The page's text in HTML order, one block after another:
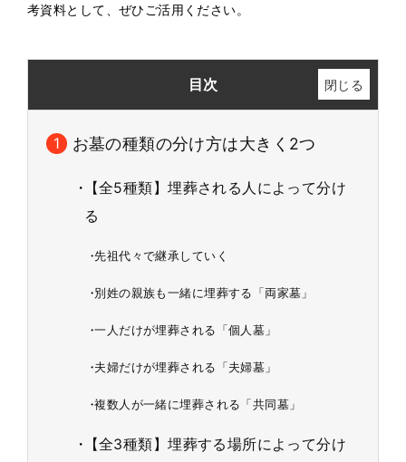
考資料として、ぜひご活用ください。
目次
お墓の種類の分け方は大きく2つ
【全5種類】埋葬される人によって分け
る
先祖代々で継承していく
別姓の親族も一緒に埋葬する「両家墓」
一人だけが埋葬される「個人墓」
夫婦だけが埋葬される「夫婦墓」
複数人が一緒に埋葬される「共同墓」
【全3種類】埋葬する場所によって分け